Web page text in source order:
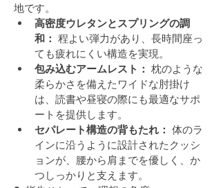
地です。
高密度ウレタンとスプリングの調
和： 程よい弾力があり、長時間座っ
ても疲れにくい構造を実現。
包み込むアームレスト： 枕のような
柔らかさを備えたワイドな肘掛け
は、読書や昼寝の際にも最適なサポ
ートを提供します。
セパレート構造の背もたれ： 体のラ
インに沿うように設計されたクッシ
ョンが、腰から肩までを優しく、か
つしっかりと支えます。